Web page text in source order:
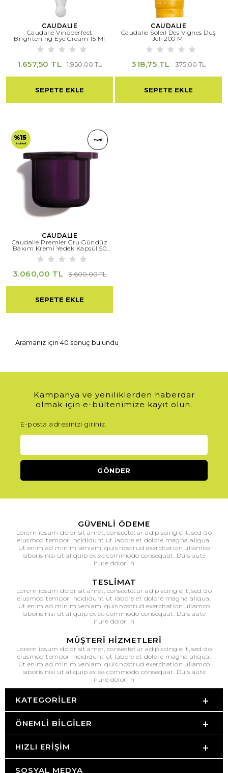
CAUDALIE
Caudalie Vinoperfect
Brightening Eye Cream 15 Ml
1.657,50 TL 1.950,00 TL
SEPETE EKLE
CAUDALIE
Caudalie Soleil Des Vignes Duş
Jeli 200 Ml
318,75 TL 375,00 TL
SEPETE EKLE
%15
indirimli
YENI
CAUDALIE
Caudalie Premier Cru Gündüz
Bakım Kremi Yedek Kapsül 50
Ml
3.060,00 TL 3.600,00 TL
SEPETE EKLE
Aramanız için 40 sonuç bulundu
Kampanya ve yeniliklerden haberdar
olmak için e-bültenimize kayıt olun.
E-posta adresinizi giriniz.
GÜVENLI ÖDEME
Lorem ipsum dolor sit amet, consectetur adipiscing elit, sed do
eiusmod tempor incididunt ut labore et dolore magna aliqua.
Ut enim ad minim veniam, quis nostrud exercitation ullamco
laboris nisi ut aliquip ex ea commodo consequat. Duis aute
irure dolor in
TESLIMAT
Lorem ipsum dolor sit amet, consectetur adipiscing elit, sed do
eiusmod tempor incididunt ut labore et dolore magna aliqua.
Ut enim ad minim veniam, quis nostrud exercitation ullamco
laboris nisi ut aliquip ex ea commodo consequat. Duis aute
irure dolor in
MÜŞTERI HIZMETLERI
Lorem ipsum dolor sit amet, consectetur adipiscing elit, sed do
eiusmod tempor incididunt ut labore et dolore magna aliqua.
Ut enim ad minim veniam, quis nostrud exercitation ullamco
laboris nisi ut aliquip ex ea commodo consequat. Duis aute
irure dolor in
KATEGORILER
ÖNEMLI BILGILER
HIZLI ERIŞIM
SOSYAL MEDYA